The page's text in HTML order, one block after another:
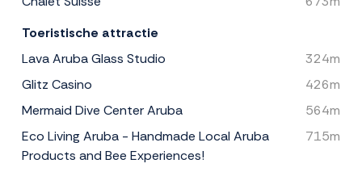
Toeristische attractie
Lava Aruba Glass Studio
324m
Glitz Casino
426m
Mermaid Dive Center Aruba
564m
Eco Living Aruba - Handmade Local Aruba
Products and Bee Experiences!
715m